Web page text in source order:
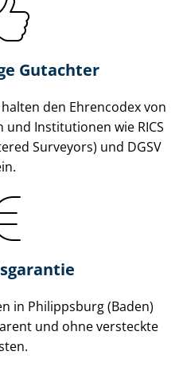
Gutachter
den Ehrencodex von
Institutionen wie RICS
Surveyors) und DGSV
in Philippsburg (Baden)
und ohne versteckte